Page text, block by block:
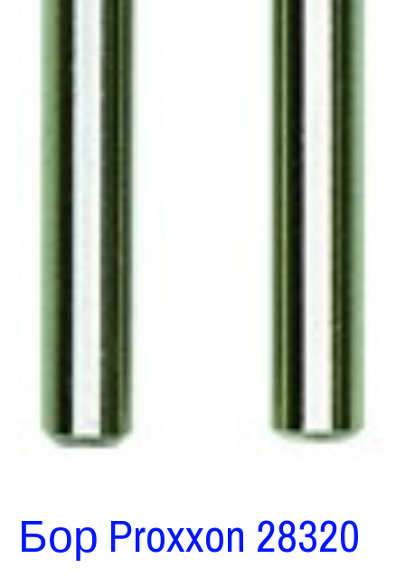
Бор Proxxon 28320